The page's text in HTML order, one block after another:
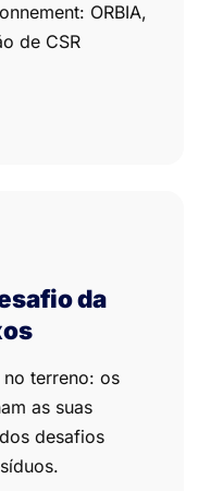
ORBIA,
de CSR
da
terreno: os
as suas
desafios